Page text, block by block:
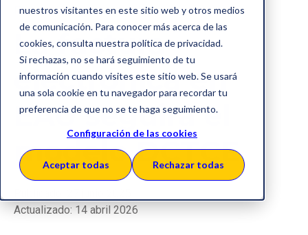
nuestros visitantes en este sitio web y otros medios
de comunicación. Para conocer más acerca de las
cookies, consulta nuestra política de privacidad.
Si rechazas, no se hará seguimiento de tu
información cuando visites este sitio web. Se usará
una sola cookie en tu navegador para recordar tu
preferencia de que no se te haga seguimiento.
Configuración de las cookies
Aceptar todas Rechazar todas
Factura electrónica Asia
La factura
electrónica en
EAU seguirá el
modelo DCTCE
Actualizado: 14 abril 2026